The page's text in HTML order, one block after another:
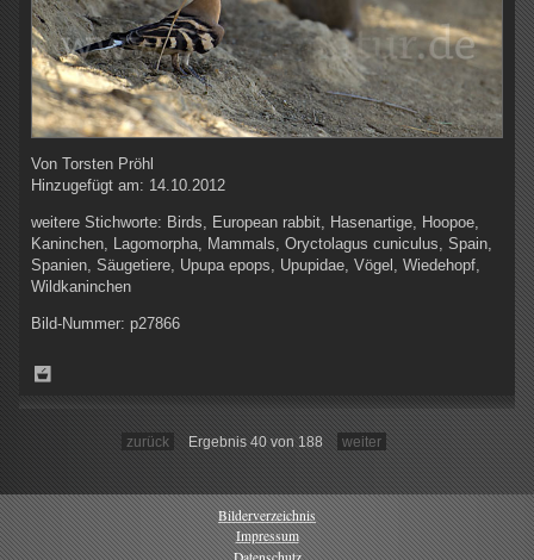
Von Torsten Pröhl
Hinzugefügt am: 14.10.2012
weitere Stichworte: Birds, European rabbit, Hasenartige, Hoopoe,
Kaninchen, Lagomorpha, Mammals, Oryctolagus cuniculus, Spain,
Spanien, Säugetiere, Upupa epops, Upupidae, Vögel, Wiedehopf,
Wildkaninchen
Bild-Nummer: p27866
zurück Ergebnis 40 von 188 weiter
Bilderverzeichnis
Impressum